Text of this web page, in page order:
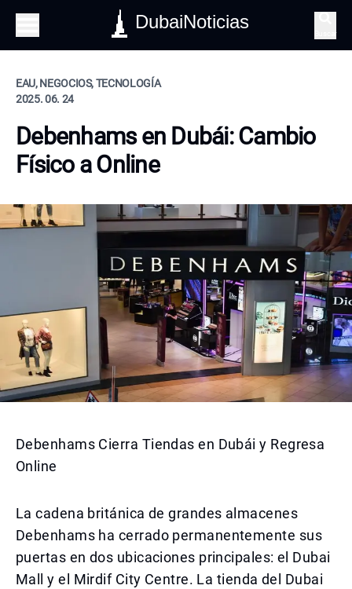
DubaiNoticias
EAU, NEGOCIOS, TECNOLOGÍA
2025. 06. 24
Debenhams en Dubái: Cambio
Físico a Online
Debenhams Cierra Tiendas en Dubái y Regresa
Online
La cadena británica de grandes almacenes
Debenhams ha cerrado permanentemente sus
puertas en dos ubicaciones principales: el Dubai
Mall y el Mirdif City Centre. La tienda del Dubai